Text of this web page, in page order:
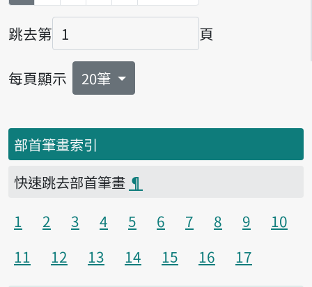
跳去第
頁碼
頁
每頁顯示 20筆
部首筆畫索引
快速跳去部首筆畫 ¶
1
2 3 4 5 6 7 8 9
10
11
12 13 14 15 16 17